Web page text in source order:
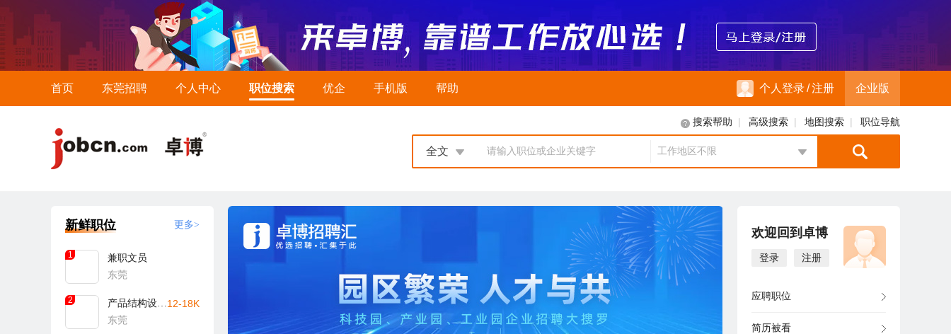
首页 东莞招聘 个人中心 职位搜索 优企 手机版 帮助 个人登录/注册 企业版
搜索帮助 | 高级搜索 | 地图搜索 | 职位导航
请输入职位或企业关键字
全文 工作地区不限
新鲜职位 更多>
1
兼职文员
东莞
2
产品结构设计工程师
东莞
12-18K
欢迎回到卓博
登录 注册
应聘职位
简历被看